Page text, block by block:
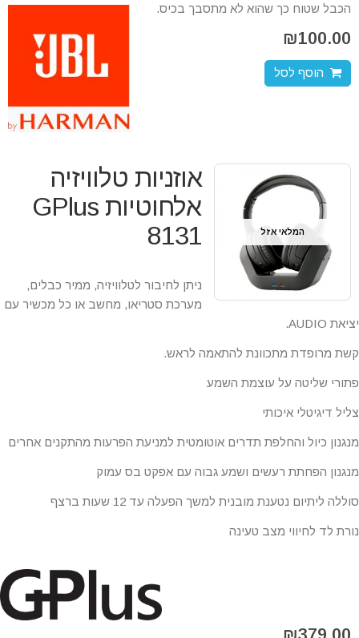
הכבל שטוח כך שהוא לא מתסבך בכיס.
₪100.00
הוסף לסל
המלאי אזל
אוזניות טלוויזיה
אלחוטיות GPlus
8131
ניתן לחיבור לטלוויזיה, ממיר כבלים,
מערכת סטריאו, מחשב או כל מכשיר עם
יציאת AUDIO.
קשת מרופדת מתכוונת להתאמה לראש.
פתורי שליטה על עוצמת השמע
צליל דיגיטלי איכותי
מנגנון כיול והחלפת תדרים אוטומטית למניעת הפרעות מהתקנים אחרים
מנגנון הפחתת רעשים ושמע גבוה עם אפקט בס עמוק
סוללה ליתיום נטענת מובנית למשך הפעלה עד 12 שעות ברצף
נורת לד לחיווי מצב טעינה